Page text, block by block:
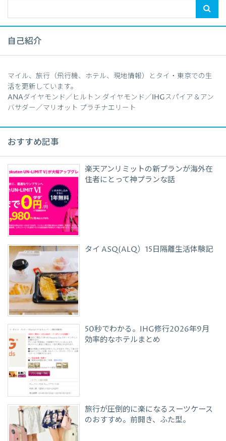
自己紹介
マイル、旅行（飛行機、ホテル、現地情報）とタイ・東京での生
活を更新しています。
ANAダイヤモンド／ヒルトン ダイヤモンド／IHGスパイア＆アン
バサダー／マリオット プラチナエリート
おすすめ記事
楽天アンリミットの新プランが海外在
住者にとって神プランな話
タイ ASQ(ALQ）15日隔離生活体験記
50秒でわかる。IHG修行2026年9月
効率的なホテルまとめ
旅行が圧倒的に楽になるスーツケース
のおすすめ。前開き、ふた型。